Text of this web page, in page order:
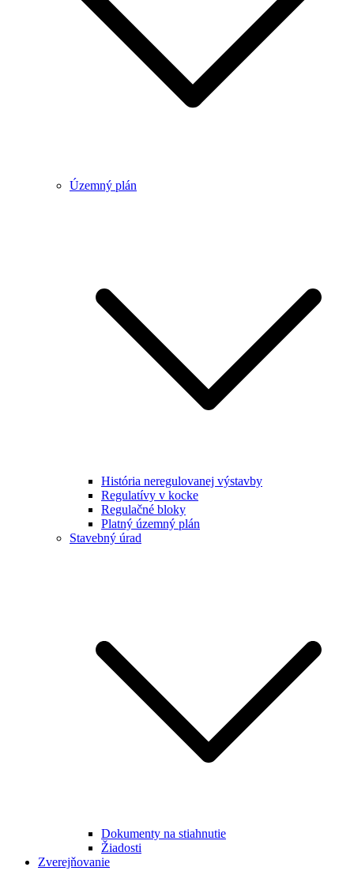
Územný plán
História neregulovanej výstavby
Regulatívy v kocke
Regulačné bloky
Platný územný plán
Stavebný úrad
Dokumenty na stiahnutie
Žiadosti
Zverejňovanie